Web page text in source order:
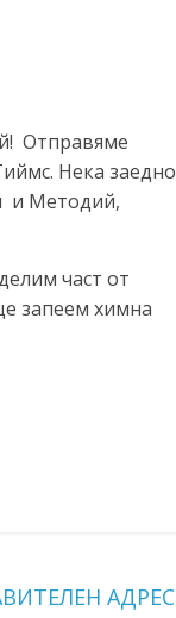
Отправяме
Нека заедно
и Методий,
част от
запеем химна
АДРЕС